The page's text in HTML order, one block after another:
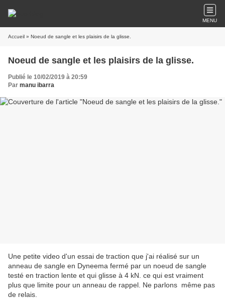
MENU
Accueil » Noeud de sangle et les plaisirs de la glisse.
Noeud de sangle et les plaisirs de la glisse.
Publié le 10/02/2019 à 20:59
Par manu ibarra
Une petite video d'un essai de traction que j'ai réalisé sur un
anneau de sangle en Dyneema fermé par un noeud de sangle
testé en traction lente et qui glisse à 4 kN. ce qui est vraiment
plus que limite pour un anneau de rappel. Ne parlons même pas
de relais.